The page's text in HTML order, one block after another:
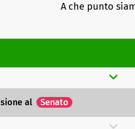
A che punto
al Senato